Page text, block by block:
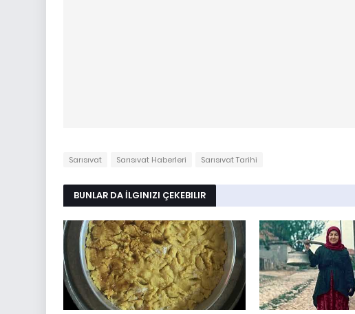
Sarısıvat Sarısıvat Haberleri Sarısıvat Tarihi
BUNLAR DA İLGINIZI ÇEKEBILIR